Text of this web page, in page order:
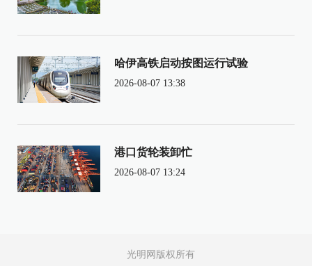
哈伊高铁启动按图运行试验
2026-08-07 13:38
港口货轮装卸忙
2026-08-07 13:24
光明网版权所有